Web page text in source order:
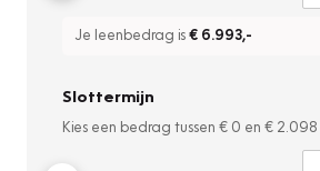
Je leenbedrag is€ 6.993,-
Slottermijn
Kies een bedrag tussen € 0 en € 2.098